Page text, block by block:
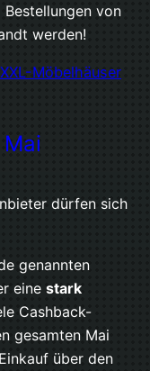
Bestellungen von
werden!
Möbelhäuser
dürfen sich
genannten
eine stark
Cashback-
gesamten Mai
über den